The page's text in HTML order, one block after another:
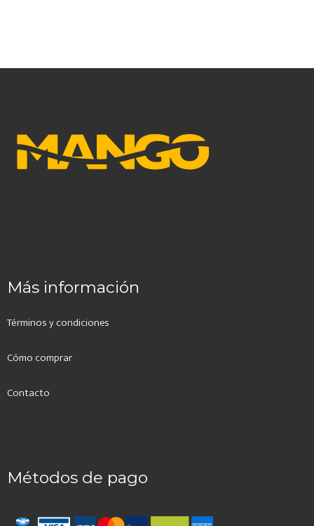
Más información
Términos y condiciones
Cómo comprar
Contacto
Métodos de pago